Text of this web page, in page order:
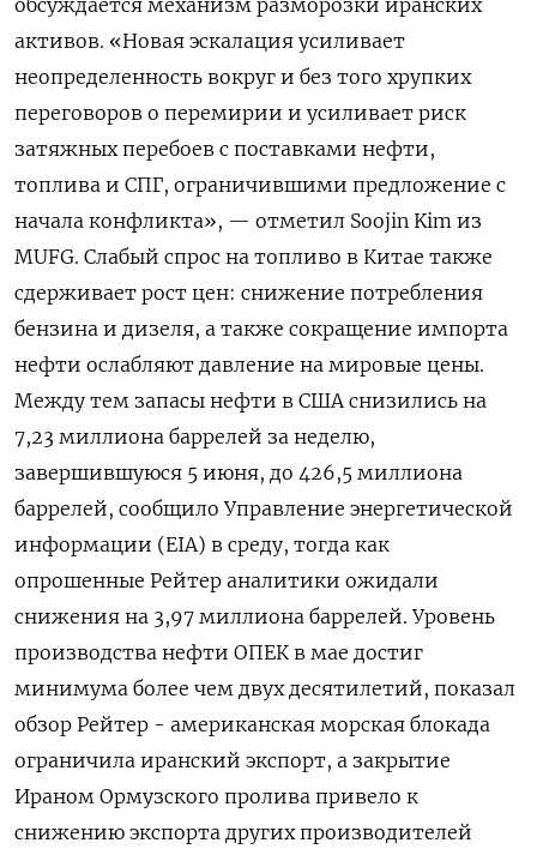
обсуждается механизм разморозки ‌иранских
активов. «Новая эскалация усиливает
неопределенность вокруг и без того хрупких
переговоров о перемирии и усиливает риск
затяжных перебоев с ​поставками нефти,
топлива ​и СПГ, ограничившими предложение ‌с
начала конфликта», — отметил Soojin Kim из
MUFG. Слабый спрос на ​топливо в Китае также
сдерживает рост цен: cнижение потребления
бензина и дизеля, а также сокращение импорта
нефти ослабляют давление на мировые цены.
Между тем запасы нефти в США снизились на
7,23 миллиона баррелей за неделю,
завершившуюся 5 июня, до 426,5 миллиона
баррелей, сообщило Управление энергетической
информации (EIA) в ​среду, тогда как
опрошенные Рейтер ⁠аналитики ожидали
снижения на 3,97 миллиона баррелей. Уровень
производства нефти ОПЕК в мае достиг
минимума более ‌чем двух десятилетий, показал
обзор Рейтер - американская морская блокада
ограничила иранский ‌экспорт, а закрытие
Ираном Ормузского пролива привело к
снижению экспорта других производителей ​